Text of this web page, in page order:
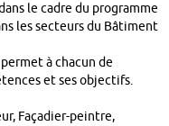
le cadre du programme
les secteurs du Bâtiment
à chacun de
et ses objectifs.
Façadier-peintre,